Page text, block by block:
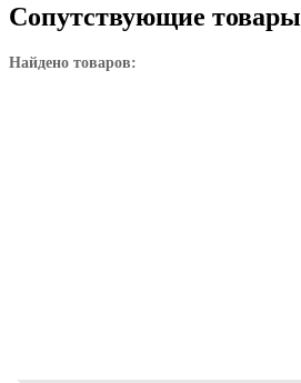
Сопутствующие товары
Найдено товаров: